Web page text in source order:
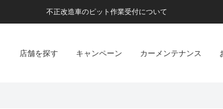
不正改造車のピット作業受付について
店舗を探す キャンペーン カーメンテナンス